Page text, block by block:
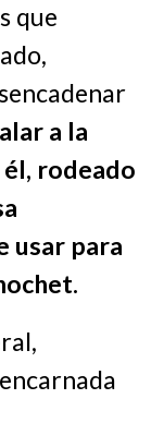
que
a la
rodeado
usar para